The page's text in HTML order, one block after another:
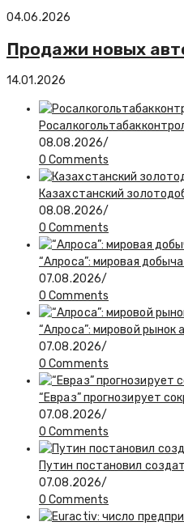
04.06.2026
Продажи новых
14.01.2026
08.08.2026/
0 Comments
Казахстанский
08.08.2026/
0 Comments
“Алроса”: мировая
07.08.2026/
0 Comments
“Алроса”: мировой
07.08.2026/
0 Comments
“Евраз” прогнозирует
07.08.2026/
0 Comments
Путин постановил
07.08.2026/
0 Comments